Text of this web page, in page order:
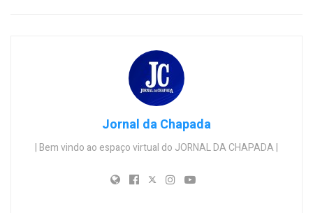
Jornal da Chapada
| Bem vindo ao espaço virtual do JORNAL DA CHAPADA |